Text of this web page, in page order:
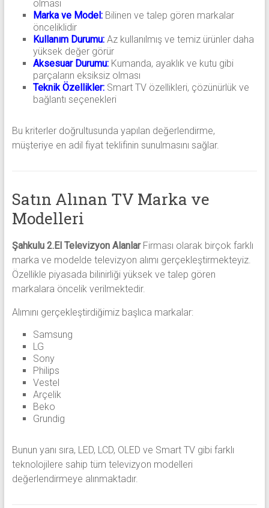
olması
Marka ve Model:Bilinen ve talep gören markalar
önceliklidir
Kullanım Durumu:Az kullanılmış ve temiz ürünler daha
yüksek değer görür
Aksesuar Durumu:Kumanda, ayaklık ve kutu gibi
parçaların eksiksiz olması
Teknik Özellikler:Smart TV özellikleri, çözünürlük ve
bağlantı seçenekleri
Bu kriterler doğrultusunda yapılan değerlendirme,
müşteriye en adil fiyat teklifinin sunulmasını sağlar.
Satın Alınan TV Marka ve
Modelleri
Şahkulu 2.El Televizyon AlanlarFirması olarak birçok farklı
marka ve modelde televizyon alımı gerçekleştirmekteyiz.
Özellikle piyasada bilinirliği yüksek ve talep gören
markalara öncelik verilmektedir.
Alımını gerçekleştirdiğimiz başlıca markalar:
Samsung
LG
Sony
Philips
Vestel
Arçelik
Beko
Grundig
Bunun yanı sıra, LED, LCD, OLED ve Smart TV gibi farklı
teknolojilere sahip tüm televizyon modelleri
değerlendirmeye alınmaktadır.